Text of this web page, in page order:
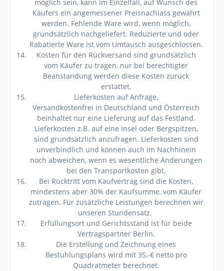
möglich sein, kann im Einzelfall, auf Wunsch des
Käufers ein angemessener Preisnachlass gewährt
werden. Fehlende Ware wird, wenn möglich,
grundsätzlich nachgeliefert. Reduzierte und oder
Rabatierte Ware ist vom Umtausch ausgeschlossen.
Kosten für den Rückversand sind grundsätzlich
vom Käufer zu tragen, nur bei berechtigter
Beanstandung werden diese Kosten zurück
erstattet.
Lieferkosten auf Anfrage.
Versandkostenfrei in Deutschland und Österreich
beinhaltet nur eine Lieferung auf das Festland.
Lieferkosten z.B. auf eine Insel oder Bergspitzen,
sind grundsätzlich anzufragen. Lieferkosten sind
unverbindlich und können auch im Nachhinein
noch abweichen, wenn es wesentliche Änderungen
bei den Transportkosten gibt.
Bei Rücktritt vom Kaufvertrag sind die Kosten,
mindestens aber 30% der Kaufsumme, vom Käufer
zutragen. Für zusätzliche Leistungen berechnen wir
unseren Stundensatz.
Erfüllungsort und Gerichtsstand ist für beide
Vertragspartner Berlin.
Die Erstellung und Zeichnung eines
Bestuhlungsplans wird mit 35,-€ netto pro
Quadratmeter berechnet.